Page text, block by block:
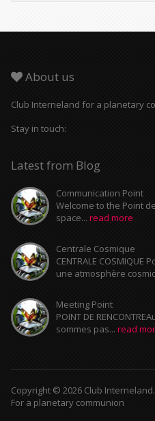
About us
Club Interneland for a planetary
Stay in touch:
Latest from Blog
Communication Point
Welcome to the Point
space... read more
Centrale Cosmique
CENTRALE
une atmosphère
Meeting Point
POINT DE
sommes pas... read
Copyright © 2026 Club Interneland.
For a planetary communion